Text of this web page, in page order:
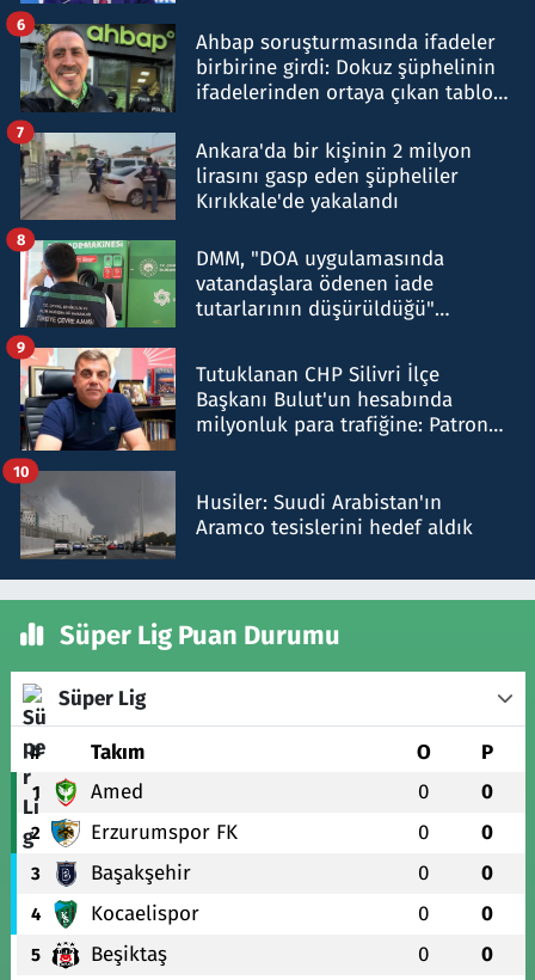
Ahbap soruşturmasında ifadeler
birbirine girdi: Dokuz şüphelinin
ifadelerinden ortaya çıkan tablo
6
Ankara'da bir kişinin 2 milyon
lirasını gasp eden şüpheliler
Kırıkkale'de yakalandı
7
DMM, "DOA uygulamasında
vatandaşlara ödenen iade
tutarlarının düşürüldüğü"
8
Tutuklanan CHP Silivri İlçe
Başkanı Bulut'un hesabında
milyonluk para trafiğine: Patron
9
Husiler: Suudi Arabistan'ın
Aramco tesislerini hedef aldık
10
Süper Lig Puan Durumu
Süper Lig
# Takım O P
1 Amed 0 0
2 Erzurumspor FK 0 0
3 Başakşehir 0 0
4 Kocaelispor 0 0
5 Beşiktaş 0 0